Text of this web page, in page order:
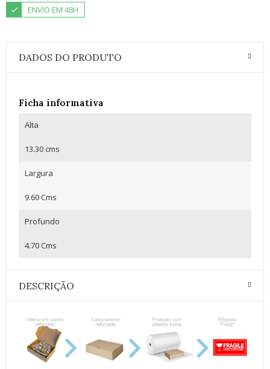
ENVIO EM 48H
DADOS DO PRODUTO
Ficha informativa
Alta
13.30 cms
Largura
9.60 Cms
Profundo
4.70 Cms
DESCRIÇÃO